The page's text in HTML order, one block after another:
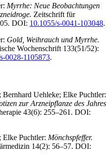
Myrrhe: Neue Beobachtungen
Zeitschrift für
DOI: 10.1055/s-0041-103048.
Gold, Weihrauch und Myrrhe.
Wochenschrift 133(51/52):
0028-1105873.
Uehleke; Elke Puchtler:
zur Arzneipflanze des Jahres
43(6): 255–261. DOI:
Puchtler: Mönchspfeffer.
14(2): 56–57. DOI: